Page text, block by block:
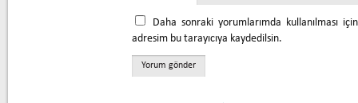
Daha sonraki yorumlarımda kullanılması
adresim bu tarayıcıya kaydedilsin.